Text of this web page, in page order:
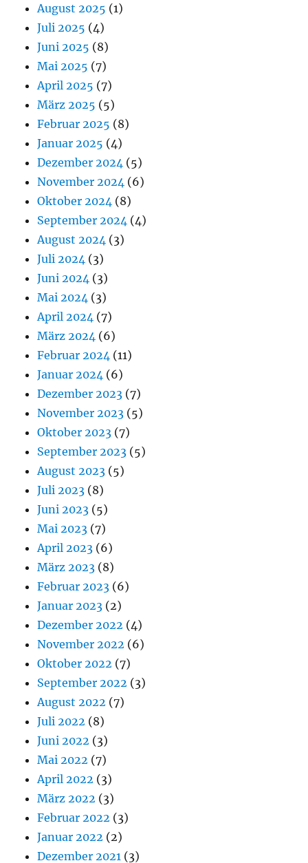
August 2025 (1)
Juli 2025 (4)
Juni 2025 (8)
Mai 2025 (7)
April 2025 (7)
März 2025 (5)
Februar 2025 (8)
Januar 2025 (4)
Dezember 2024 (5)
November 2024 (6)
Oktober 2024 (8)
September 2024 (4)
August 2024 (3)
Juli 2024 (3)
Juni 2024 (3)
Mai 2024 (3)
April 2024 (7)
März 2024 (6)
Februar 2024 (11)
Januar 2024 (6)
Dezember 2023 (7)
November 2023 (5)
Oktober 2023 (7)
September 2023 (5)
August 2023 (5)
Juli 2023 (8)
Juni 2023 (5)
Mai 2023 (7)
April 2023 (6)
März 2023 (8)
Februar 2023 (6)
Januar 2023 (2)
Dezember 2022 (4)
November 2022 (6)
Oktober 2022 (7)
September 2022 (3)
August 2022 (7)
Juli 2022 (8)
Juni 2022 (3)
Mai 2022 (7)
April 2022 (3)
März 2022 (3)
Februar 2022 (3)
Januar 2022 (2)
Dezember 2021 (3)